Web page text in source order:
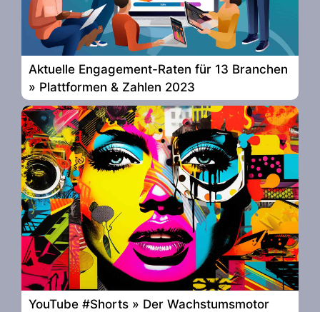
Aktuelle Engagement-Raten für 13 Branchen
» Plattformen & Zahlen 2023
YouTube #Shorts » Der Wachstumsmotor